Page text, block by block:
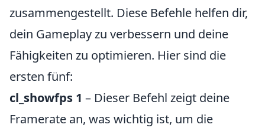
zusammengestellt. Diese Befehle helfen dir,
dein Gameplay zu verbessern und deine
Fähigkeiten zu optimieren. Hier sind die
ersten fünf:
cl_showfps 1 – Dieser Befehl zeigt deine
Framerate an, was wichtig ist, um die